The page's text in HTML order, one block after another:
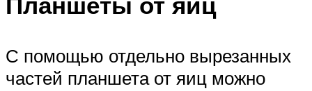
С помощью отдельно вырезанных
частей планшета от яиц можно